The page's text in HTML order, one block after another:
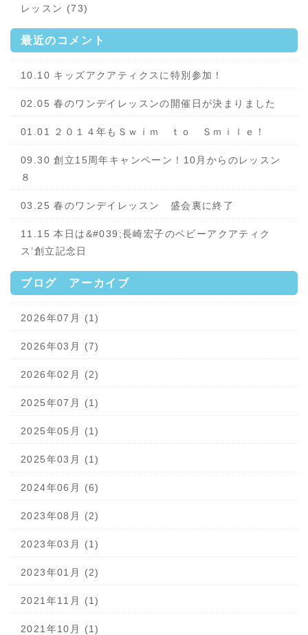
レッスン (73)
最近のコメント
10.10 キッズアクアティクスに特別参加！
02.05 春のワンデイレッスンの開催日が決まりました
01.01 ２０１４年もＳｗｉｍ ｔｏ Ｓｍｉｌｅ！
09.30 創立15周年キャンペーン！10月からのレッスン
８
03.25 春のワンデイレッスン 盛会裏に終了
11.15 本日は&#039;長崎宏子のベビーアクアティク
ス’創立記念日
ブログ アーカイブ
2026年07月 (1)
2026年03月 (7)
2026年02月 (2)
2025年07月 (1)
2025年05月 (1)
2025年03月 (1)
2024年06月 (6)
2023年08月 (2)
2023年03月 (1)
2023年01月 (2)
2021年11月 (1)
2021年10月 (1)